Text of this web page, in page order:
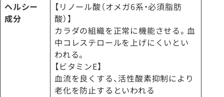
ヘルシー
成分
【リノール酸（オメガ6系・必須脂肪
酸）】
カラダの組織を正常に機能させる。血
中コレステロールを上げにくいとい
われる。
【ビタミンE】
血流を良くする、活性酸素抑制により
老化を防止するといわれる